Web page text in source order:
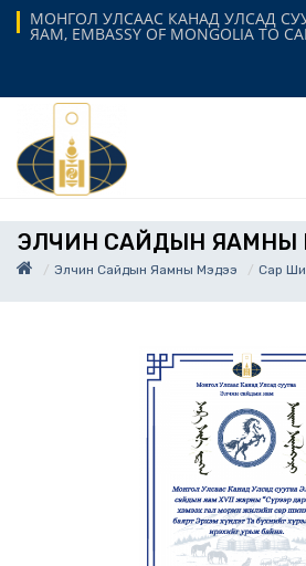
МОНГОЛ УЛСААС КАНАД УЛСАД
ЯАМ, EMBASSY OF MONGOLIA TO
ЭЛЧИН САЙДЫН ЯАМНЫ
Элчин Сайдын Яамны Мэдээ Сар